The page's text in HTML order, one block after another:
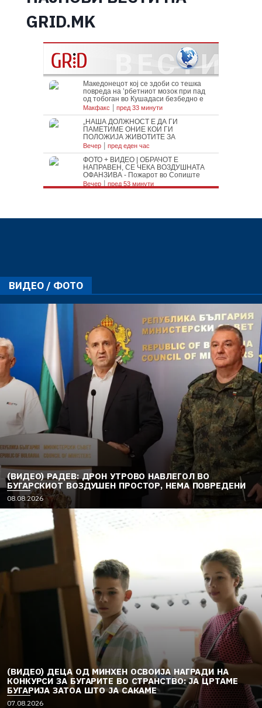
GRID.MK
ВИДЕО / ФОТО
(ВИДЕО) РАДЕВ: ДРОН УТРОВО НАВЛЕГОЛ ВО
БУГАРСКИОТ ВОЗДУШЕН ПРОСТОР, НЕМА ПОВРЕДЕНИ
08.08.2026
(ВИДЕО) ДЕЦА ОД МИНХЕН ОСВОИЈА НАГРАДИ НА
КОНКУРСИ ЗА БУГАРИТЕ ВО СТРАНСТВО: ЈА ЦРТАМЕ
БУГАРИЈА ЗАТОА ШТО ЈА САКАМЕ
07.08.2026